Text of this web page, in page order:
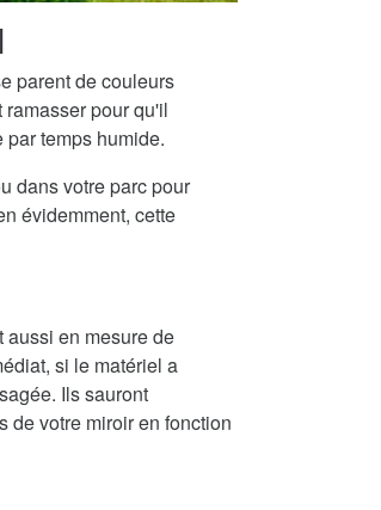
parent de couleurs
pour qu'il
temps humide.
dans votre parc pour
évidemment, cette
aussi en mesure de
si le matériel a
Ils sauront
de votre miroir en fonction